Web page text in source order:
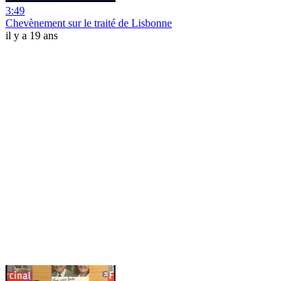
3:49
Chevènement sur le traité de Lisbonne
il y a 19 ans